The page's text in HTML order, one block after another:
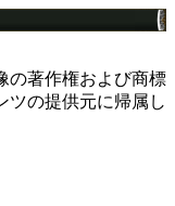
の著作権および商標
ツの提供元に帰属し